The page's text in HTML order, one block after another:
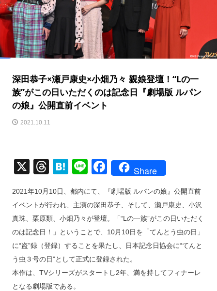
深田恭子×瀬戸康史×小畑乃々 親娘登壇！“Lの一
族”がこの日いただくのは記念日『劇場版 ルパン
の娘』公開直前イベント
2021.10.11
X
T
e
a
d
s
H
e
n
a
Li
e
F
c
e
b
o
o
k
Share
2021年10月10日、都内にて、『劇場版 ルパンの娘』公開直前
イベントが行われ、主演の深田恭子、そして、瀬戸康史、小沢
真珠、栗原類、小畑乃々が登壇。「“Lの一族”がこの日いただく
のは記念日！」ということで、10月10日を「てんとう虫の日」
に“盗”録（登録）することを果たし、日本記念日協会に“てんと
う虫３号の日”として正式に登録された。
本作は、TVシリーズがスタートし2年、満を持してフィナーレ
となる劇場版である。